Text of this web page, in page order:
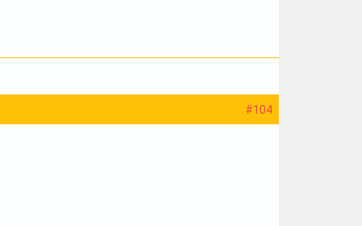
#104